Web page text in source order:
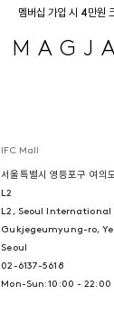
멤버십 가입 시 4만원
IFC Mall
서울특별시 영등포구 여의
L2
L2, Seoul International
Gukjegeumyung-ro,
Seoul
02-6137-5618
Mon-Sun: 10:00 - 22:00